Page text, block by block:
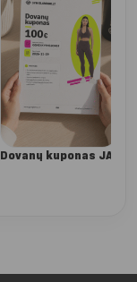
Dovanų kuponas JAI